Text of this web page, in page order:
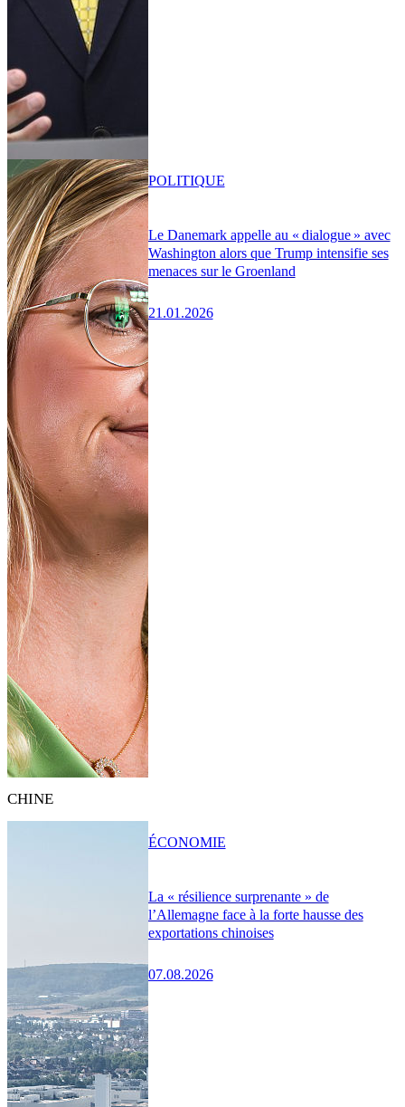
Le Danemark appelle au « dialogue » avec
Washington alors que Trump intensifie ses
menaces sur le Groenland
21.01.2026
POLITIQUE
CHINE
La « résilience surprenante » de
l’Allemagne face à la forte hausse des
exportations chinoises
07.08.2026
ÉCONOMIE